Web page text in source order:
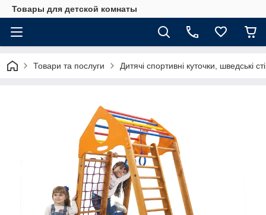
Товары для детской комнаты
Товари та послуги Дитячі спортивні куточки, шведські